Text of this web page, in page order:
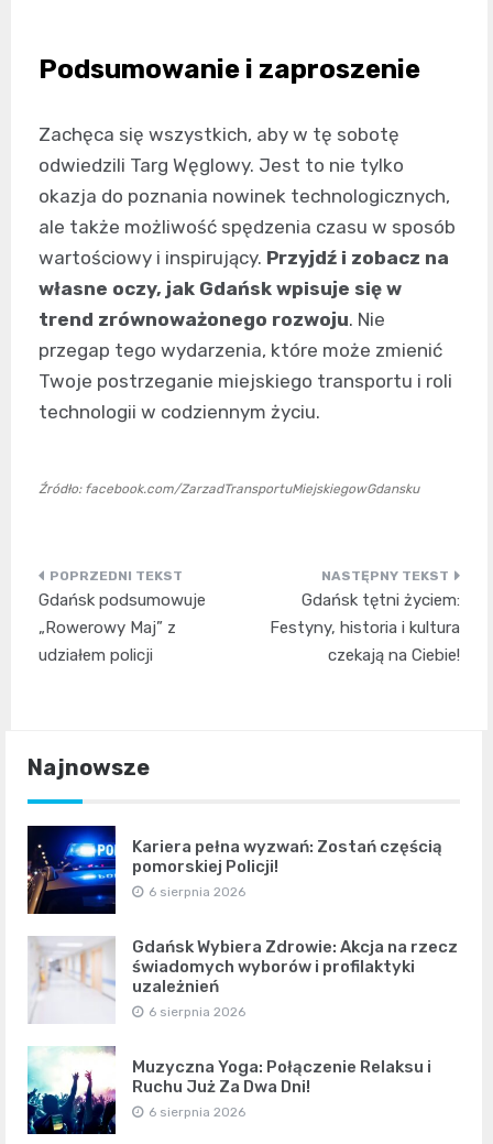
Podsumowanie i zaproszenie
Zachęca się wszystkich, aby w tę sobotę
odwiedzili Targ Węglowy. Jest to nie tylko
okazja do poznania nowinek technologicznych,
ale także możliwość spędzenia czasu w sposób
wartościowy i inspirujący. Przyjdź i zobacz na
własne oczy, jak Gdańsk wpisuje się w
trend zrównoważonego rozwoju. Nie
przegap tego wydarzenia, które może zmienić
Twoje postrzeganie miejskiego transportu i roli
technologii w codziennym życiu.
Źródło: facebook.com/ZarzadTransportuMiejskiegowGdansku
Nawigacja
wpisu
Gdańsk podsumowuje
„Rowerowy Maj” z
udziałem policji
Gdańsk tętni życiem:
Festyny, historia i kultura
czekają na Ciebie!
Najnowsze
Kariera pełna wyzwań: Zostań częścią
pomorskiej Policji!
6 sierpnia 2026
Gdańsk Wybiera Zdrowie: Akcja na rzecz
świadomych wyborów i profilaktyki
uzależnień
6 sierpnia 2026
Muzyczna Yoga: Połączenie Relaksu i
Ruchu Już Za Dwa Dni!
6 sierpnia 2026